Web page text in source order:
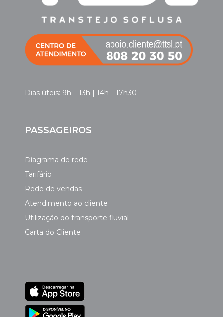
Dias úteis: 9h – 13h | 14h – 17h30
PASSAGEIROS
Diagrama de rede
Tarifário
Rede de vendas
Atendimento ao cliente
Utilização do transporte fluvial
Carta do Cliente